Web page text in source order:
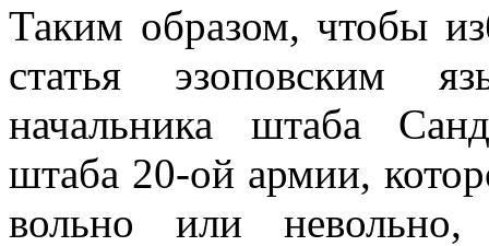
Таким образом, чтобы
статья эзопов­ским
начальника штаба
штаба 20-ой армии,
вольно или невольно,